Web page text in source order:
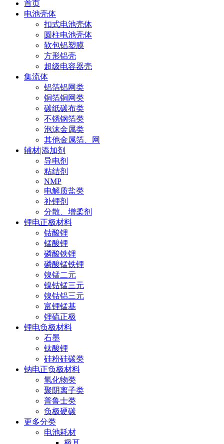
首页
电池壳体
扣式电池壳体
圆柱电池壳体
软包铝塑膜
方形铝壳
超级电容器壳
集流体
铝箔铝网类
铜箔铜网类
碳纸碳布类
不锈钢箔类
泡沫金属类
其他金属箔、网
辅材|添加剂
导电剂
粘结剂
NMP
电解质盐类
补锂剂
分散、增柔剂
锂电正极材料
钴酸锂
锰酸锂
磷酸铁锂
磷酸锰铁锂
镍锰二元
镍钴锰三元
镍钴铝三元
富锂锰基
锂硫正极
锂电负极材料
石墨
钛酸锂
硅粉硅碳类
钠电正负极材料
氧化物类
聚阴离子类
普鲁士类
负极硬碳
更多分类
电池耗材